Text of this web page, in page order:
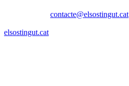
contacte@elsostingut.cat
elsostingut.cat